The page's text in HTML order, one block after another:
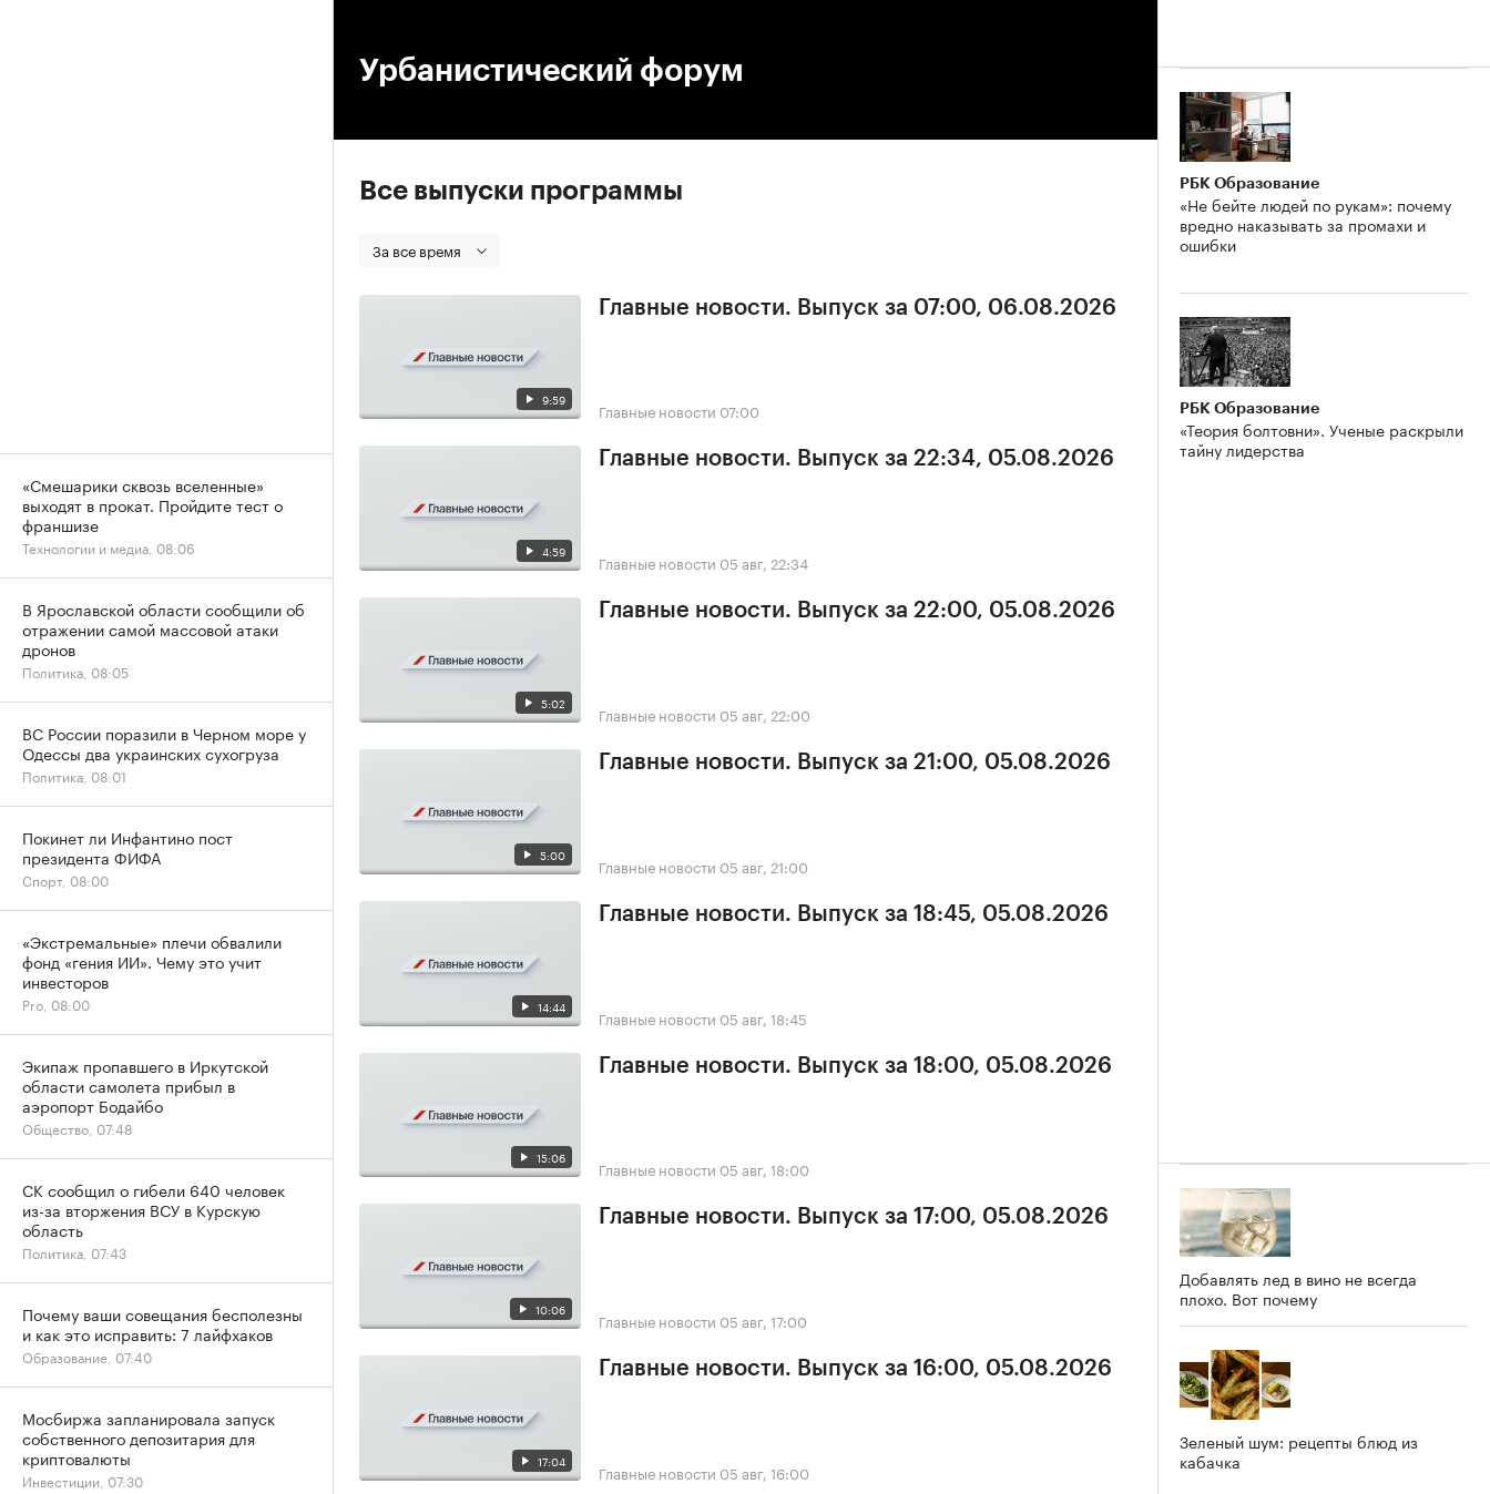
Урбанистический форум
Все выпуски программы
За все время
9:59
Главные новости. Выпуск за 07:00, 06.08.2026
Главные новости 07:00
4:59
Главные новости. Выпуск за 22:34, 05.08.2026
Главные новости 05 авг, 22:34
5:02
Главные новости. Выпуск за 22:00, 05.08.2026
Главные новости 05 авг, 22:00
5:00
Главные новости. Выпуск за 21:00, 05.08.2026
Главные новости 05 авг, 21:00
14:44
Главные новости. Выпуск за 18:45, 05.08.2026
Главные новости 05 авг, 18:45
15:06
Главные новости. Выпуск за 18:00, 05.08.2026
Главные новости 05 авг, 18:00
10:06
Главные новости. Выпуск за 17:00, 05.08.2026
Главные новости 05 авг, 17:00
17:04
Главные новости. Выпуск за 16:00, 05.08.2026
Главные новости 05 авг, 16:00
РБК Образование
«Не бейте людей по рукам»: почему
вредно наказывать за промахи и
ошибки
РБК Образование
«Теория болтовни». Ученые раскрыли
тайну лидерства
Добавлять лед в вино не всегда
плохо. Вот почему
Зеленый шум: рецепты блюд из
кабачка
«Смешарики сквозь вселенные»
выходят в прокат. Пройдите тест о
франшизе
Технологии и медиа, 08:06
В Ярославской области сообщили об
отражении самой массовой атаки
дронов
Политика, 08:05
ВС России поразили в Черном море у
Одессы два украинских сухогруза
Политика, 08:01
Покинет ли Инфантино пост
президента ФИФА
Спорт, 08:00
«Экстремальные» плечи обвалили
фонд «гения ИИ». Чему это учит
инвесторов
Pro, 08:00
Экипаж пропавшего в Иркутской
области самолета прибыл в
аэропорт Бодайбо
Общество, 07:48
СК сообщил о гибели 640 человек
из-за вторжения ВСУ в Курскую
область
Политика, 07:43
Почему ваши совещания бесполезны
и как это исправить: 7 лайфхаков
Образование, 07:40
Мосбиржа запланировала запуск
собственного депозитария для
криптовалюты
Инвестиции, 07:30